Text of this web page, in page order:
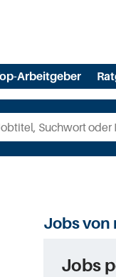
Arbeitgeber
Jobs
Jobs